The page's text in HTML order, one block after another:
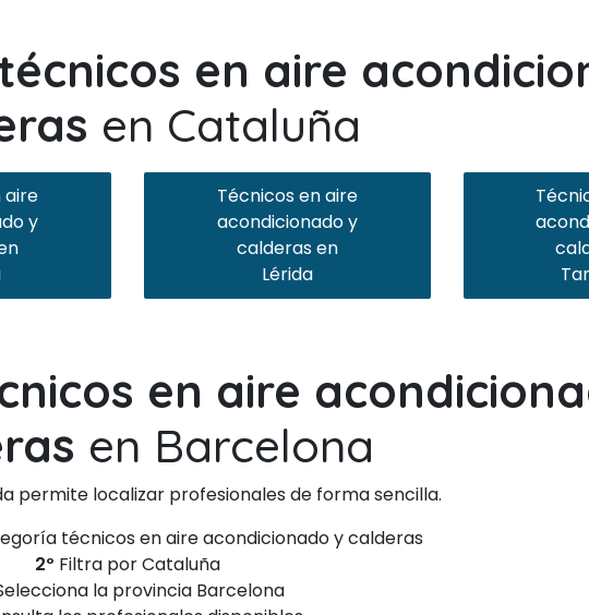
en aire
en Cataluña
aire
y
Técnicos en aire
acondicionado y
calderas en
Lérida
en aire
en Barcelona
permite localizar profesionales de forma sencilla.
técnicos en aire acondicionado y calderas
2º Filtra por Cataluña
la provincia Barcelona